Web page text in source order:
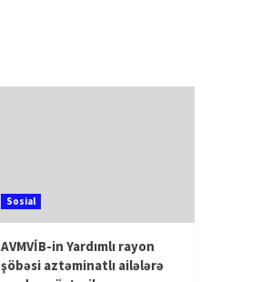
Sosial
AVMVİB-in Yardımlı rayon
şöbəsi aztəminatlı ailələrə